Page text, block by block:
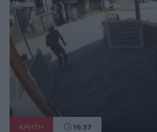
ΚΡΗΤΗ 16:37